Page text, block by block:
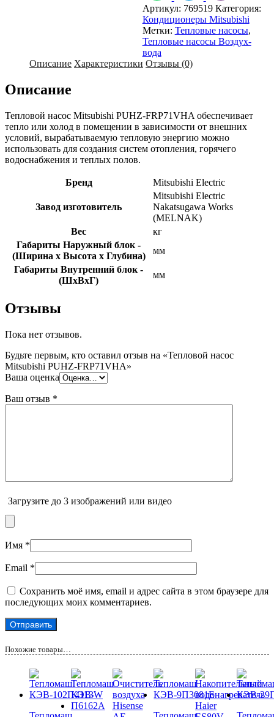
Артикул: 769519 Категория:
Кондиционеры Mitsubishi
Метки: Тепловые насосы,
Тепловые насосы Воздух-
вода
Описание Характеристики Отзывы (0)
Описание
Тепловой насос Mitsubishi PUHZ-FRP71VHA обеспечивает
тепло или холод в помещении в зависимости от внешних
условий, вырабатываемую тепловую энергию можно
использовать для создания систем отопления, горячего
водоснабжения и теплых полов.
Бренд Mitsubishi Electric
Завод изготовитель
Mitsubishi Electric
Nakatsugawa Works
(MELNAK)
Вес
кг
Габариты Наружный блок -
(Ширина х Высота х Глубина)
мм
Габариты Внутренний блок -
(ШхВхГ)
мм
Отзывы
Пока нет отзывов.
Будьте первым, кто оставил отзыв на «Тепловой насос
Mitsubishi PUHZ-FRP71VHA»
Ваша оценка
Ваш отзыв *
Загрузите до 3 изображений или видео
Имя *
Email *
Сохранить моё имя, email и адрес сайта в этом браузере для
последующих моих комментариев.
Похожие товары…